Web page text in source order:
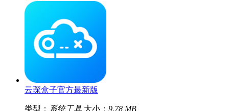
云琛盒子官方最新版
类型： 系统工具 大小： 9.78 MB